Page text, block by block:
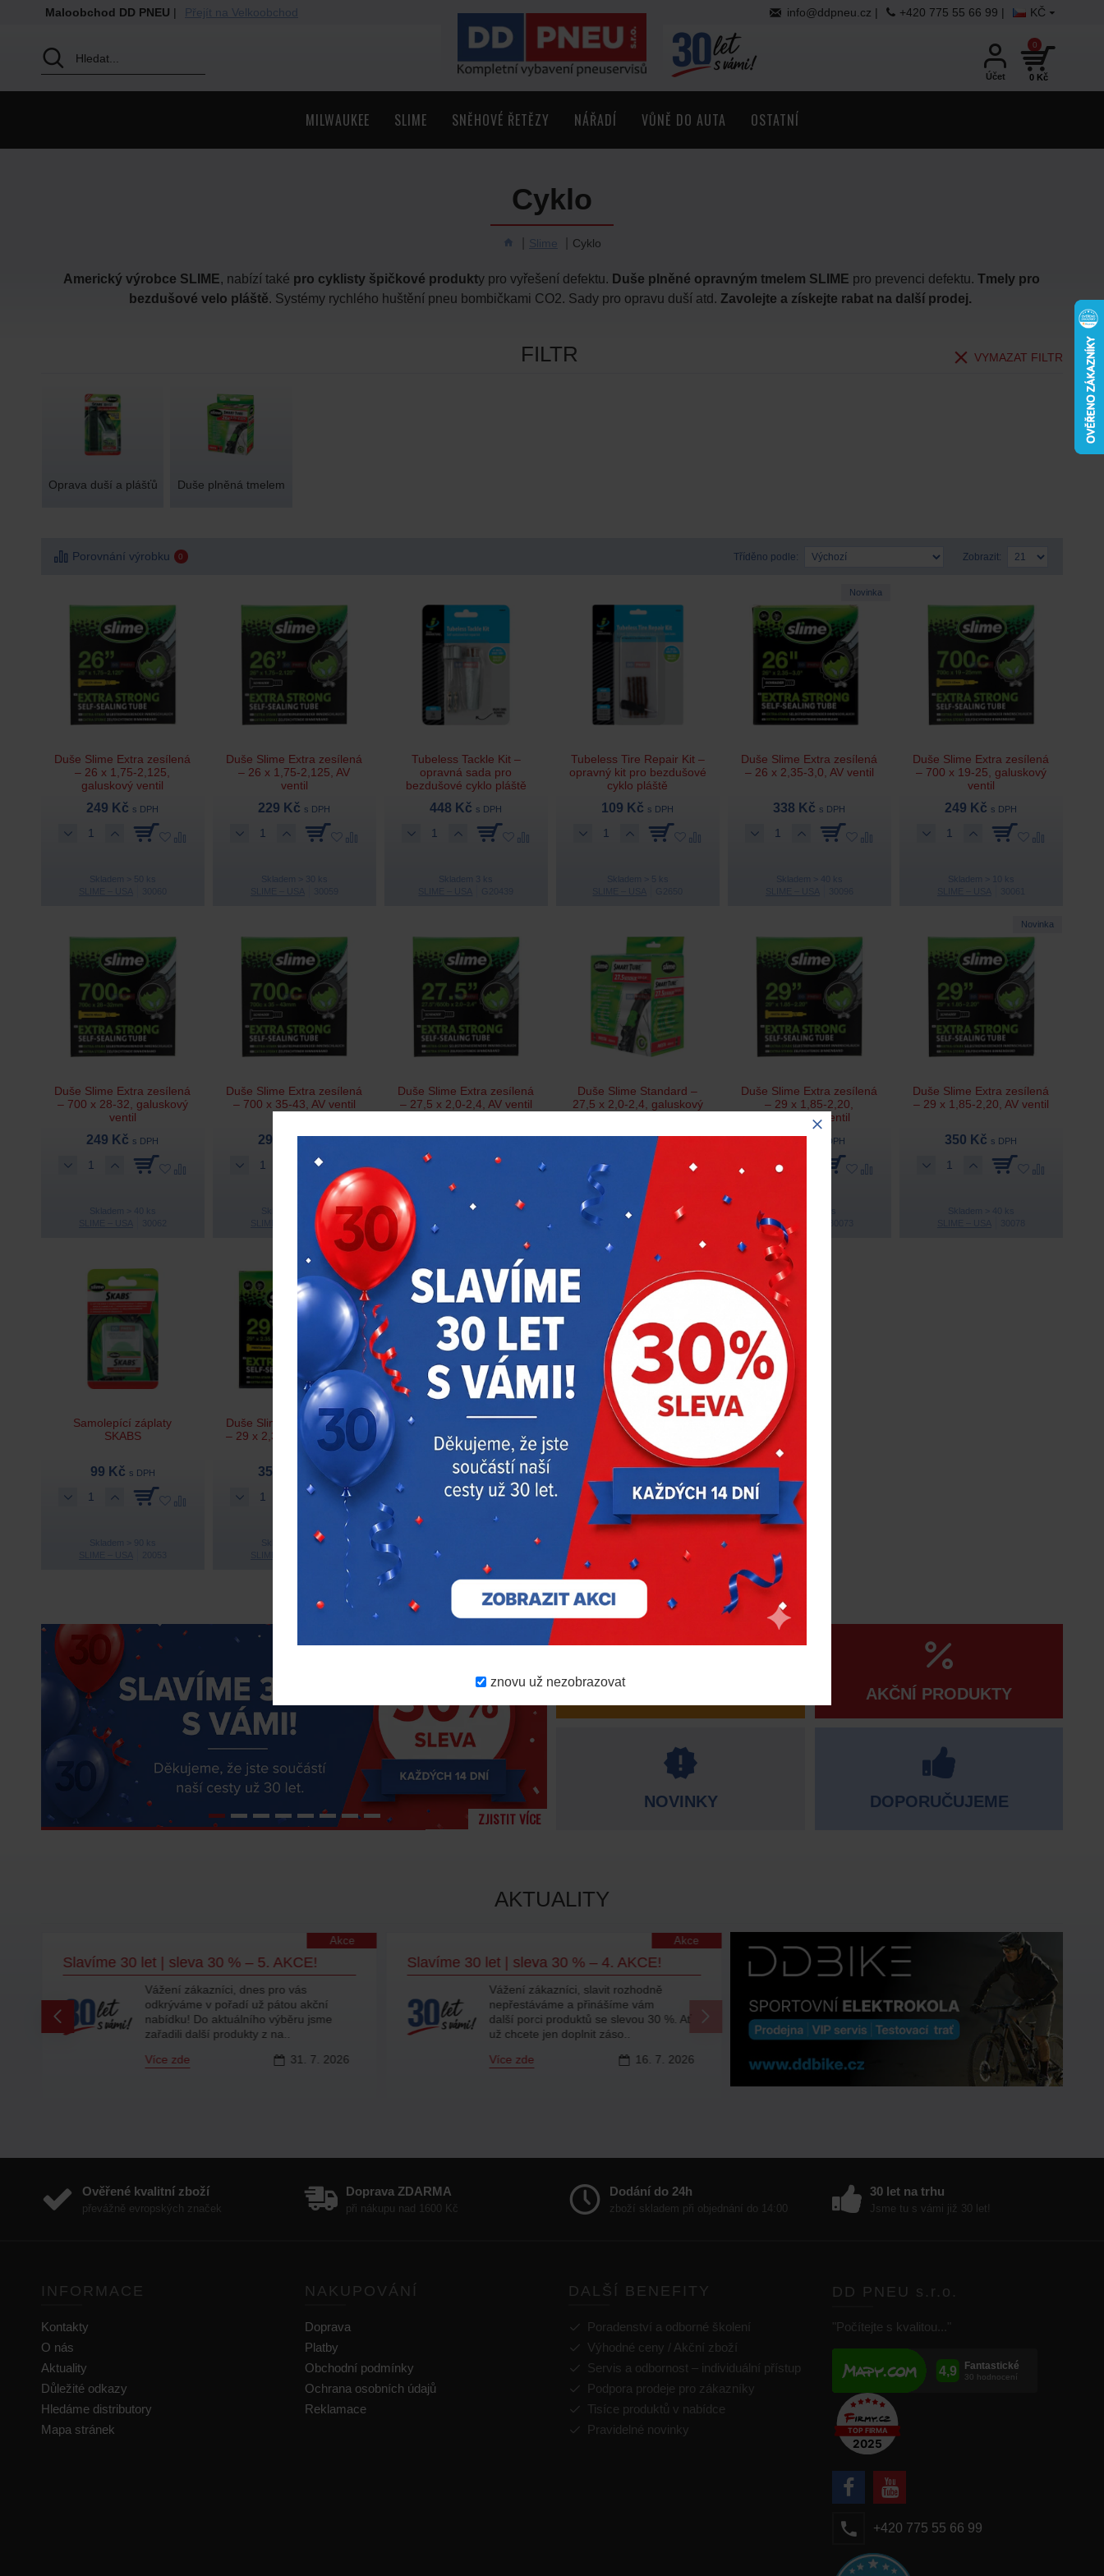
znovu už nezobrazovat
Maloobchod DD PNEU | Přejít na Velkoobchod KČ
info@ddpneu.cz | +420 775 55 66 99 |
Účet 0 Kč
0
MILWAUKEE SLIME SNĚHOVÉ ŘETĚZY NÁŘADÍ VŮNĚ DO AUTA OSTATNÍ
Slime Cyklo
Cyklo
Americký výrobce SLIME, nabízí také pro cyklisty špičkové produkty pro vyřešení defektu. Duše plněné opravným tmelem SLIME pro prevenci defektu.Tmely pro
bezdušové velo pláště. Systémy rychlého huštění pneu bombičkami CO2. Sady pro opravu duší atd. Zavolejte a získejte rabat na další prodej.
FILTR VYMAZAT FILTR
Oprava duší a plášťů Duše plněná tmelem
Porovnání výrobku 0 Tříděno podle: Zobrazit:
Duše Slime Extra zesílená
– 26 x 1,75-2,125,
galuskový ventil
249 Kč s DPH
Skladem > 50 ks
Duše Slime Extra zesílená
– 26 x 1,75-2,125, AV
ventil
229 Kč s DPH
Skladem > 30 ks
Tubeless Tackle Kit –
opravná sada pro
bezdušové cyklo pláště
448 Kč s DPH
Skladem 3 ks
Tubeless Tire Repair Kit –
opravný kit pro bezdušové
cyklo pláště
109 Kč s DPH
Skladem > 5 ks
Novinka
Duše Slime Extra zesílená
– 26 x 2,35-3,0, AV ventil
338 Kč s DPH
Skladem > 40 ks
Duše Slime Extra zesílená
– 700 x 19-25, galuskový
ventil
249 Kč s DPH
Skladem > 10 ks
Duše Slime Extra zesílená
– 700 x 28-32, galuskový
ventil
249 Kč s DPH
Skladem > 40 ks
30057
Duše Slime Extra zesílená
– 700 x 35-43, AV ventil
299 Kč
Skladem > 10 ks
SLIME – USA
Duše Slime Extra zesílená
– 27,5 x 2,0-2,4, AV ventil
299 Kč
Skladem > 40 ks
SLIME – USA
30023
Duše Slime Standard –
27,5 x 2,0-2,4, galuskový
299 Kč s DPH
Skladem > 40 ks
SLIME – USA
Duše Slime Extra zesílená
– 29 x 1,85-2,20,
galuskový ventil
299 Kč s DPH
Skladem 3 ks
Novinka
Duše Slime Extra zesílená
– 29 x 1,85-2,20, AV ventil
350 Kč s DPH
Skladem > 40 ks
Samolepící záplaty
SKABS
99 Kč s DPH
Skladem > 90 ks
Duše Slime Extra zesílená
– 29 x 2,35-3,0, galuskový
350 Kč s DPH
Skladem > 10 ks
SLIME – USA
Samolepící záplaty
SKABS a montážní páky
139 Kč s DPH
Duše Slime Extra zesílená
– 29 x 2,35-3,0, AV ventil
350 Kč
ZJISTIT VÍCE
NOVINKY
AKČNÍ PRODUKTY
DOPORUČUJEME
AKTUALITY
Slavíme 30 let | sleva 30 % – 5. AKCE!
Akce
31. 7. 2026
Vážení zákazníci, dnes pro vás
odkrýváme v pořadí už pátou akční
nabídku! Do aktuálního výběru jsme
zařadili další produkty z na..
Více zde
Slavíme 30 let | sleva 30 % – 4. AKCE!
Akce
16. 7. 2026
Vážení zákazníci, slavit rozhodně
nepřestáváme a přinášíme vám
další porci produktů se slevou 30 %. Ať
už chcete jen doplnit záso..
Více zde
Ověřené kvalitní zboží
převážně evropských značek
Doprava ZDARMA
při nákupu nad 1600 Kč
Dodání do 24h
zboží skladem při objednání do 14:00
30 let na trhu
Jsme tu s vámi již 30 let!
INFORMACE
Kontakty
O nás
Aktuality
Důležité odkazy
Hledáme distributory
Mapa stránek
NAKUPOVÁNÍ
Doprava
Platby
Obchodní podmínky
Ochrana osobních údajů
Reklamace
DALŠÍ BENEFITY
Poradenství a odborné školení
Výhodné ceny / Akční zboží
Servis a odbornost – individuální přístup
Podpora prodeje pro zákazníky
Tisíce produktů v nabídce
Pravidelné novinky
DD PNEU s.r.o.
"Počítejte s kvalitou..."
+420 775 55 66 99